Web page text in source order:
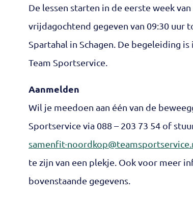
De lessen starten in de eerste week
vrijdagochtend gegeven van 09:30 uur
Spartahal in Schagen. De begeleiding
Team Sportservice.
Aanmelden
Wil je meedoen aan één van de
Sportservice via 088 – 203 73 54 of
samenfit-
te zijn van een plekje. Ook voor meer
bovenstaande gegevens.